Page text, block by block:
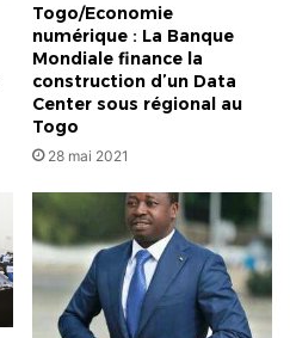
Togo/Economie
numérique : La Banque
Mondiale finance la
construction d’un Data
Center sous régional au
Togo
28 mai 2021